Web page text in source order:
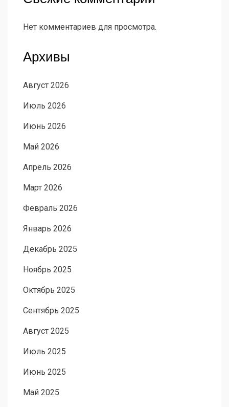
Нет комментариев для просмотра.
Архивы
Август 2026
Июль 2026
Июнь 2026
Май 2026
Апрель 2026
Март 2026
Февраль 2026
Январь 2026
Декабрь 2025
Ноябрь 2025
Октябрь 2025
Сентябрь 2025
Август 2025
Июль 2025
Июнь 2025
Май 2025